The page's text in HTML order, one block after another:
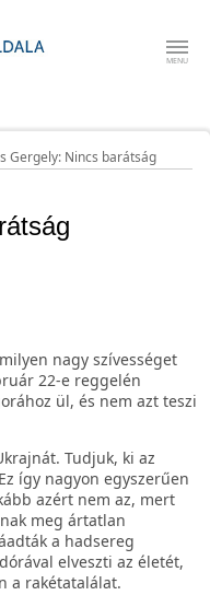
Gergely: Nincs barátság
nagy szívességet
22-e reggelén
ül, és nem azt teszi
Tudjuk, ki az
így nagyon egyszerűen
azért nem az, mert
meg ártatlan
a hadsereg
elveszti az életét,
a rakétatalálat.